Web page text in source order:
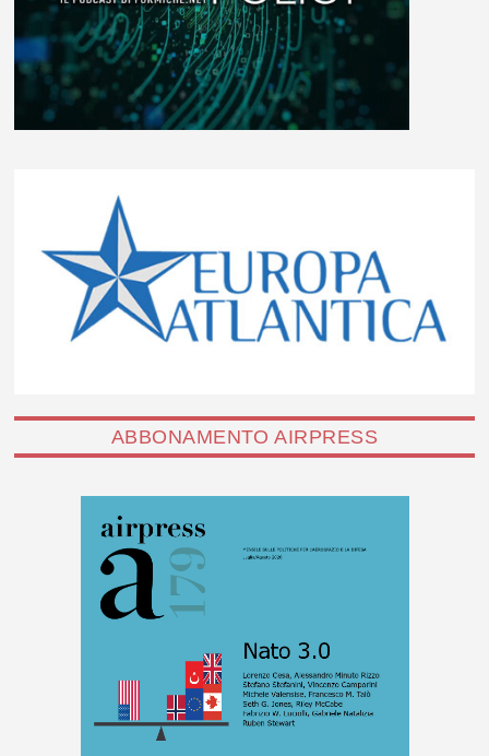
ABBONAMENTO AIRPRESS